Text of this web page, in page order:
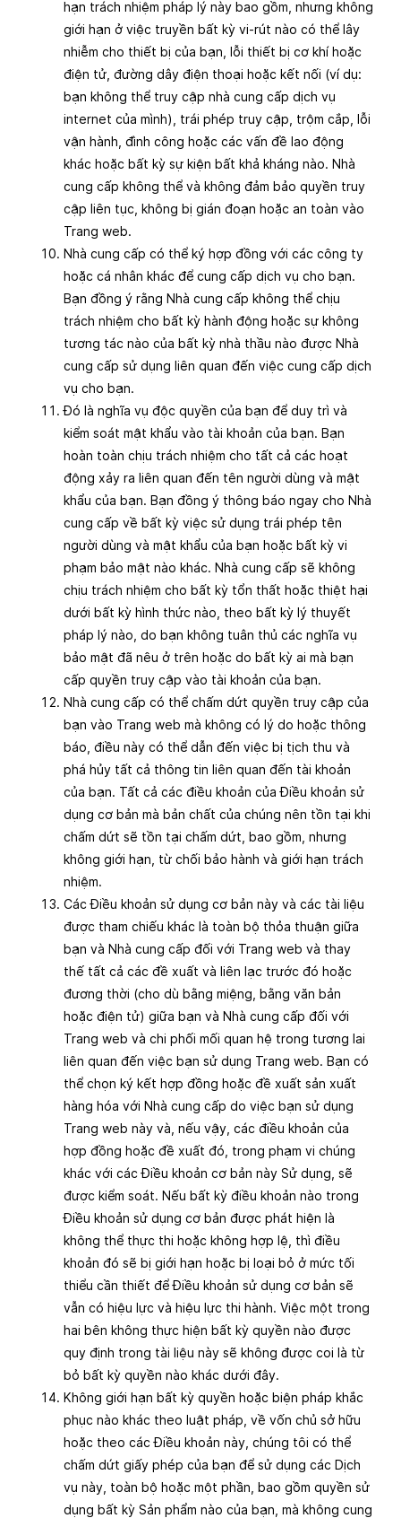
hạn trách nhiệm pháp lý này bao gồm, nhưng không
giới hạn ở việc truyền bất kỳ vi-rút nào có thể lây
nhiễm cho thiết bị của bạn, lỗi thiết bị cơ khí hoặc
điện tử, đường dây điện thoại hoặc kết nối (ví dụ:
bạn không thể truy cập nhà cung cấp dịch vụ
internet của mình), trái phép truy cập, trộm cắp, lỗi
vận hành, đình công hoặc các vấn đề lao động
khác hoặc bất kỳ sự kiện bất khả kháng nào. Nhà
cung cấp không thể và không đảm bảo quyền truy
cập liên tục, không bị gián đoạn hoặc an toàn vào
Trang web.
Nhà cung cấp có thể ký hợp đồng với các công ty
hoặc cá nhân khác để cung cấp dịch vụ cho bạn.
Bạn đồng ý rằng Nhà cung cấp không thể chịu
trách nhiệm cho bất kỳ hành động hoặc sự không
tương tác nào của bất kỳ nhà thầu nào được Nhà
cung cấp sử dụng liên quan đến việc cung cấp dịch
vụ cho bạn.
Đó là nghĩa vụ độc quyền của bạn để duy trì và
kiểm soát mật khẩu vào tài khoản của bạn. Bạn
hoàn toàn chịu trách nhiệm cho tất cả các hoạt
động xảy ra liên quan đến tên người dùng và mật
khẩu của bạn. Bạn đồng ý thông báo ngay cho Nhà
cung cấp về bất kỳ việc sử dụng trái phép tên
người dùng và mật khẩu của bạn hoặc bất kỳ vi
phạm bảo mật nào khác. Nhà cung cấp sẽ không
chịu trách nhiệm cho bất kỳ tổn thất hoặc thiệt hại
dưới bất kỳ hình thức nào, theo bất kỳ lý thuyết
pháp lý nào, do bạn không tuân thủ các nghĩa vụ
bảo mật đã nêu ở trên hoặc do bất kỳ ai mà bạn
cấp quyền truy cập vào tài khoản của bạn.
Nhà cung cấp có thể chấm dứt quyền truy cập của
bạn vào Trang web mà không có lý do hoặc thông
báo, điều này có thể dẫn đến việc bị tịch thu và
phá hủy tất cả thông tin liên quan đến tài khoản
của bạn. Tất cả các điều khoản của Điều khoản sử
dụng cơ bản mà bản chất của chúng nên tồn tại khi
chấm dứt sẽ tồn tại chấm dứt, bao gồm, nhưng
không giới hạn, từ chối bảo hành và giới hạn trách
nhiệm.
Các Điều khoản sử dụng cơ bản này và các tài liệu
được tham chiếu khác là toàn bộ thỏa thuận giữa
bạn và Nhà cung cấp đối với Trang web và thay
thế tất cả các đề xuất và liên lạc trước đó hoặc
đương thời (cho dù bằng miệng, bằng văn bản
hoặc điện tử) giữa bạn và Nhà cung cấp đối với
Trang web và chi phối mối quan hệ trong tương lai
liên quan đến việc bạn sử dụng Trang web. Bạn có
thể chọn ký kết hợp đồng hoặc đề xuất sản xuất
hàng hóa với Nhà cung cấp do việc bạn sử dụng
Trang web này và, nếu vậy, các điều khoản của
hợp đồng hoặc đề xuất đó, trong phạm vi chúng
khác với các Điều khoản cơ bản này Sử dụng, sẽ
được kiểm soát. Nếu bất kỳ điều khoản nào trong
Điều khoản sử dụng cơ bản được phát hiện là
không thể thực thi hoặc không hợp lệ, thì điều
khoản đó sẽ bị giới hạn hoặc bị loại bỏ ở mức tối
thiểu cần thiết để Điều khoản sử dụng cơ bản sẽ
vẫn có hiệu lực và hiệu lực thi hành. Việc một trong
hai bên không thực hiện bất kỳ quyền nào được
quy định trong tài liệu này sẽ không được coi là từ
bỏ bất kỳ quyền nào khác dưới đây.
Không giới hạn bất kỳ quyền hoặc biện pháp khắc
phục nào khác theo luật pháp, về vốn chủ sở hữu
hoặc theo các Điều khoản này, chúng tôi có thể
chấm dứt giấy phép của bạn để sử dụng các Dịch
vụ này, toàn bộ hoặc một phần, bao gồm quyền sử
dụng bất kỳ Sản phẩm nào của bạn, mà không cung